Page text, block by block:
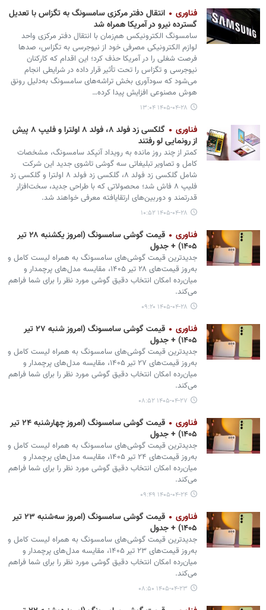
فناوری
انتقال دفتر مرکزی سامسونگ به تگزاس با تعدیل
گسترده نیرو در آمریکا همراه شد
سامسونگ الکترونیکس هم‌زمان با انتقال دفتر مرکزی واحد
لوازم الکترونیکی مصرفی خود از نیوجرسی به تگزاس، صدها
فرصت شغلی را در آمریکا حذف کرد؛ این اقدام که کارکنان
نیوجرسی و تگزاس را تحت تأثیر قرار داده در شرایطی انجام
می‌شود که سودآوری بخش تراشه‌های سامسونگ به‌دلیل رونق
هوش مصنوعی افزایش پیدا کرده…
۱۴۰۵-۰۴-۲۸ ۱۳:۰۴
فناوری
گلکسی زد فولد ۸، فولد ۸ اولترا و فلیپ ۸ پیش
از رونمایی لو رفتند
کمتر از چند روز مانده به رویداد آنپکد سامسونگ، مشخصات
کامل و تصاویر تبلیغاتی سه گوشی تاشوی جدید این شرکت
شامل گلکسی زد فولد ۸، گلکسی زد فولد ۸ اولترا و گلکسی زد
فلیپ ۸ فاش شد؛ محصولاتی که با طراحی جدید، سخت‌افزار
قدرتمند و دوربین‌های ارتقایافته معرفی خواهند شد.
۱۴۰۵-۰۴-۲۸ ۱۰:۵۲
فناوری
قیمت گوشی سامسونگ (امروز یکشنبه ۲۸ تیر
۱۴۰۵) + جدول
جدیدترین قیمت گوشی‌های سامسونگ به همراه لیست کامل و
به‌روز قیمت‌های ۲۸ تیر ۱۴۰۵، مقایسه مدل‌های پرچمدار و
میان‌رده امکان انتخاب دقیق گوشی مورد نظر را برای شما فراهم
می‌کند.
۱۴۰۵-۰۴-۲۸ ۰۹:۲۰
فناوری
قیمت گوشی سامسونگ (امروز شنبه ۲۷ تیر
۱۴۰۵) + جدول
جدیدترین قیمت گوشی‌های سامسونگ به همراه لیست کامل و
به‌روز قیمت‌های ۲۷ تیر ۱۴۰۵، مقایسه مدل‌های پرچمدار و
میان‌رده امکان انتخاب دقیق گوشی مورد نظر را برای شما فراهم
می‌کند.
۱۴۰۵-۰۴-۲۷ ۰۸:۵۲
فناوری
قیمت گوشی سامسونگ (امروز چهارشنبه ۲۴ تیر
۱۴۰۵) + جدول
جدیدترین قیمت گوشی‌های سامسونگ به همراه لیست کامل و
به‌روز قیمت‌های ۲۴ تیر ۱۴۰۵، مقایسه مدل‌های پرچمدار و
میان‌رده امکان انتخاب دقیق گوشی مورد نظر را برای شما فراهم
می‌کند.
۱۴۰۵-۰۴-۲۴ ۰۹:۴۹
فناوری
قیمت گوشی سامسونگ (امروز سه‌شنبه ۲۳ تیر
۱۴۰۵) + جدول
جدیدترین قیمت گوشی‌های سامسونگ به همراه لیست کامل و
به‌روز قیمت‌های ۲۳ تیر ۱۴۰۵، مقایسه مدل‌های پرچمدار و
میان‌رده امکان انتخاب دقیق گوشی مورد نظر را برای شما فراهم
می‌کند.
۱۴۰۵-۰۴-۲۳ ۰۸:۵۰